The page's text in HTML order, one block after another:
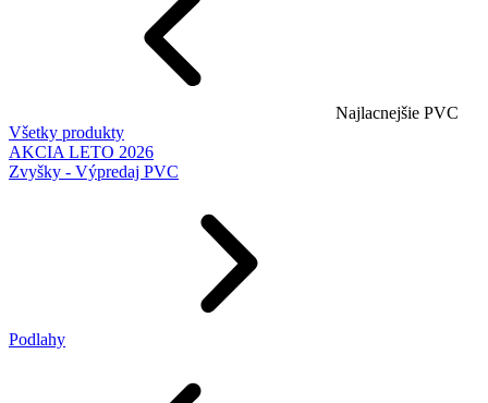
Najlacnejšie PVC
Všetky produkty
AKCIA LETO 2026
Zvyšky - Výpredaj PVC
Podlahy